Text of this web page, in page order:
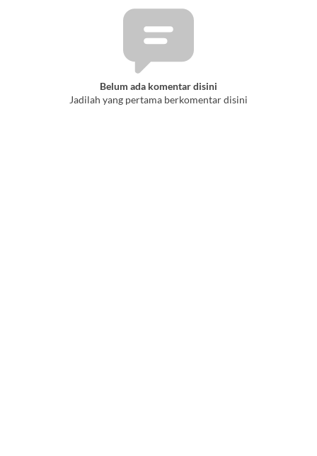
Belum ada komentar disini
Jadilah yang pertama berkomentar disini